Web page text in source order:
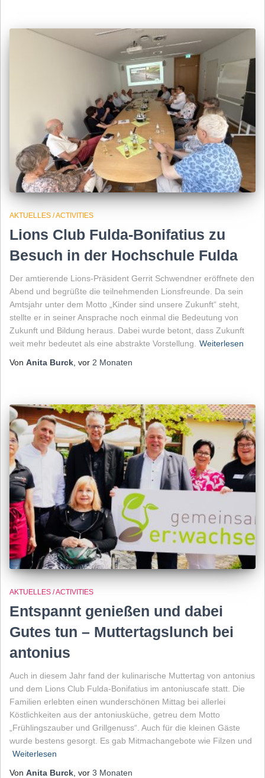
AKTUELLES / ACTIVITIES
Lions Club Fulda-Bonifatius zu
Besuch in der Hochschule Fulda
Der amtierende Lions-Präsident Gerrit Schwendner eröffnete den
Abend und begrüßte die teilnehmenden Lionsfreunde. Da sein
Amtsjahr unter dem Motto „Kinder sind unsere Zukunft“ steht,
stellte er in seiner Ansprache noch einmal die Bedeutung von
Zukunft und Bildung heraus. Dabei wurde betont, dass Zukunft
weit mehr bedeutet als eine abstrakte Vorstellung. Weiterlesen
Von Anita Burck, vor 2 Monaten
AKTUELLES / ACTIVITIES
Entspannt genießen und dabei
Gutes tun – Muttertagslunch bei
antonius
Auch in diesem Jahr fand der kulinarische Muttertag von antonius
und dem Lions Club Fulda-Bonifatius im antoniuscafe statt. Die
Familien erlebten einen wunderschönen Mittag bei allerlei
Köstlichkeiten aus der antoniusküche, getreu dem Motto
„Frühlingszauber und Grillgenuss“. Auch für die kleinen Gäste
wurde bestens gesorgt. Es gab Mitmachangebote wie Filzen und
Weiterlesen
Von Anita Burck , vor 3 Monaten